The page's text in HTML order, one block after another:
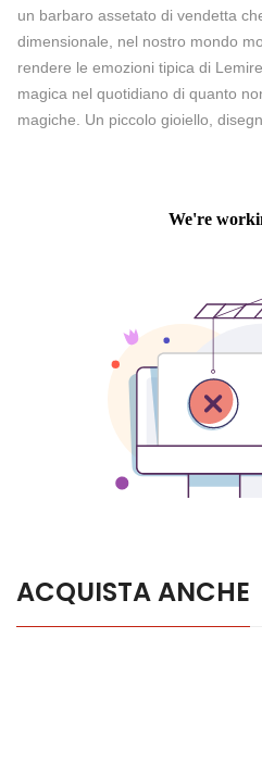
un barbaro assetato di vendetta
dimensionale, nel nostro mondo
rendere le emozioni tipica di
magica nel quotidiano di quanto
magiche. Un piccolo gioiello,
ACQUISTA ANCHE